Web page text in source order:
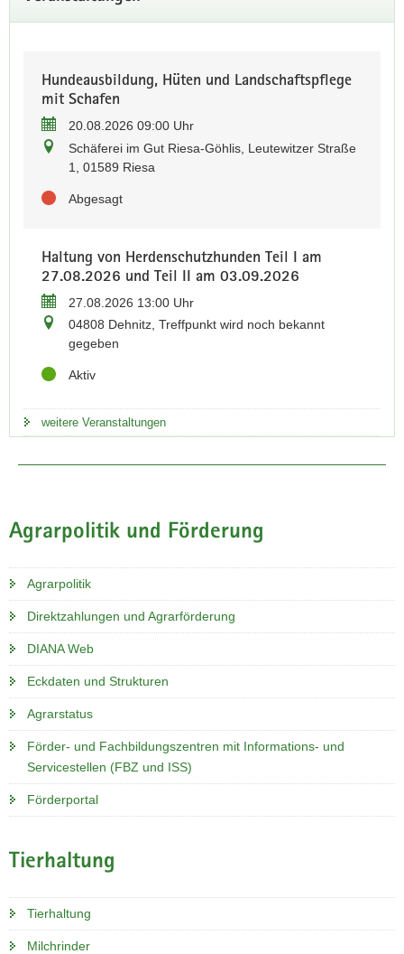
Die Bundesmeisterschaft im Leistungspflügen der Beet- und
Klimaportal Sachsen.
Informationen zur Trockenheit
weitere Veranstaltungen
Agrarpolitik und Förderung
Agrarpolitik
Direktzahlungen und Agrarförderung
DIANA Web
Eckdaten und Strukturen
Agrarstatus
Förder- und Fachbildungszentren mit Informations- und
Servicestellen (FBZ und ISS)
Förderportal
Tierhaltung
Tierhaltung
Milchrinder